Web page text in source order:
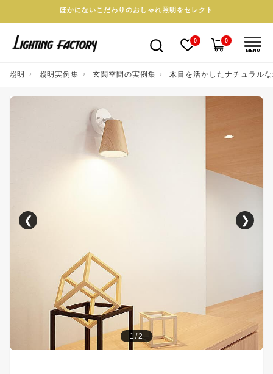
ほかにないこだわりのおしゃれ照明をセレクト
0 0
MENU
照明 照明実例集 玄関空間の実例集 木目を活かしたナチュラル
1/2
❮ ❯